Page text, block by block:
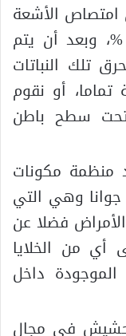
امتصاص الأشعة
النووية بنسبة تصل إلى 80 %، وبعد أن يتم
تلك النباتات
تماما، أو نقوم
تحت سطح باطن
منظمة مكونات
جوانا وهي التي
فضلا عن
أي من الخلايا
الموجودة داخل
في مجال